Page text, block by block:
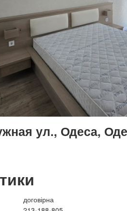
ул., Одеса,
договірна